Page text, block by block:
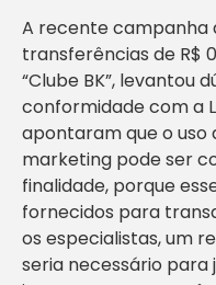
A recente campanha
transferências de R$
“Clube BK”, levantou
conformidade com a
apontaram que o uso
marketing pode ser
finalidade, porque
fornecidos para
os especialistas, um
seria necessário para